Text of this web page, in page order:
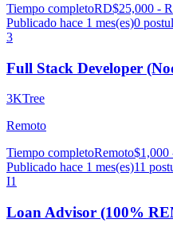
Tiempo completoRD$25,000 -
Publicado hace 1 mes(es)0
3
Full Stack Developer
3KTree
Remoto
Tiempo completoRemoto$1,000
Publicado hace 1 mes(es)11
I1
Loan Advisor (100%